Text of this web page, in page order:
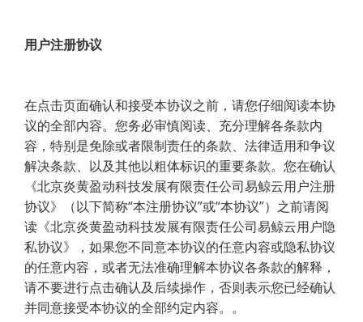
用户注册协议
在点击页面确认和接受本协议之前，请您仔细阅读本协
议的全部内容。您务必审慎阅读、充分理解各条款内
容，特别是免除或者限制责任的条款、法律适用和争议
解决条款、以及其他以粗体标识的重要条款。您在确认
《北京炎黄盈动科技发展有限责任公司易鲸云用户注册
协议》（以下简称“本注册协议”或“本协议”）之前请阅
读《北京炎黄盈动科技发展有限责任公司易鲸云用户隐
私协议》，如果您不同意本协议的任意内容或隐私协议
的任意内容，或者无法准确理解本协议各条款的解释，
请不要进行点击确认及后续操作，否则表示您已经确认
并同意接受本协议的全部约定内容。。